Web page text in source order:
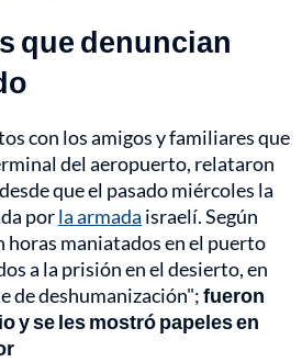
que denuncian
con los amigos y familiares que
del aeropuerto, relataron
que el pasado miércoles la
porla armada israelí. Según
horas maniatados en el puerto
a la prisión en el desierto, en
de deshumanización";fueron
y se les mostró papeles en